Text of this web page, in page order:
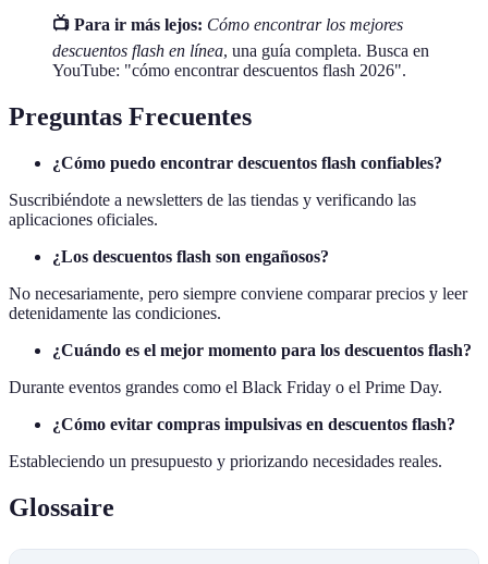
📺 Para ir más lejos: Cómo encontrar los mejores
descuentos flash en línea, una guía completa. Busca en
YouTube: "cómo encontrar descuentos flash 2026".
Preguntas Frecuentes
¿Cómo puedo encontrar descuentos flash confiables?
Suscribiéndote a newsletters de las tiendas y verificando las
aplicaciones oficiales.
¿Los descuentos flash son engañosos?
No necesariamente, pero siempre conviene comparar precios y leer
detenidamente las condiciones.
¿Cuándo es el mejor momento para los descuentos flash?
Durante eventos grandes como el Black Friday o el Prime Day.
¿Cómo evitar compras impulsivas en descuentos flash?
Estableciendo un presupuesto y priorizando necesidades reales.
Glossaire